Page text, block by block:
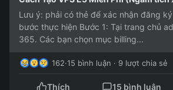
Lưu ý: phải có thẻ để xác nhận đăng
bước thực hiện Bước 1: Tại trang chủ
365. Các bạn chọn mục billing...
162·15 bình luận · 9 lượt chia sẻ
Thích 15 bình luận